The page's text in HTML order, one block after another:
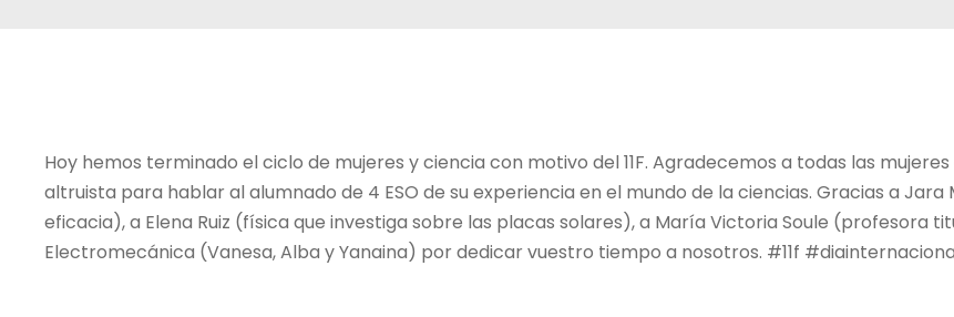
Hoy hemos terminado el ciclo de mujeres y ciencia con motivo del 11F. Agradecemos a todas las
altruista para hablar al alumnado de 4 ESO de su experiencia en el mundo de la ciencias. Gracias a
eficacia), a Elena Ruiz (física que investiga sobre las placas solares), a María Victoria Soule (profesora
Electromecánica (Vanesa, Alba y Yanaina) por dedicar vuestro tiempo a nosotros. #11f